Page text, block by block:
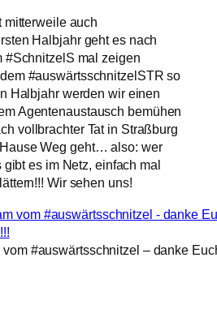
mitterweile auch
Halbjahr geht es nach
#SchnitzelS mal zeigen
#auswärtsschnitzelSTR so
Halbjahr werden wir einen
Agentenaustausch bemühen
vollbrachter Tat in Straßburg
Weg geht… also: wer
es im Netz, einfach mal
Wir sehen uns!
#auswärtsschnitzel – danke